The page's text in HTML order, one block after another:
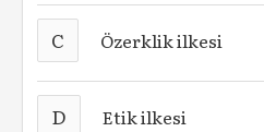
C Özerklik ilkesi
D Etik ilkesi